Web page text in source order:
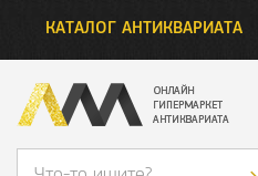
КАТАЛОГ АНТИКВАРИАТА